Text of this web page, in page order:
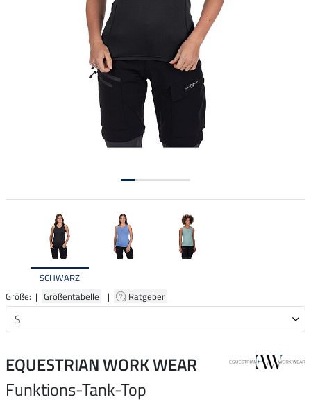
SCHWARZ
Größe: | Größentabelle | Ratgeber
EQUESTRIAN WORK WEAR
Funktions-Tank-Top